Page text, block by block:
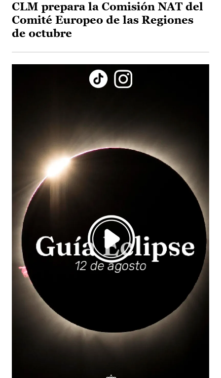
CLM prepara la Comisión NAT del
Comité Europeo de las Regiones
de octubre